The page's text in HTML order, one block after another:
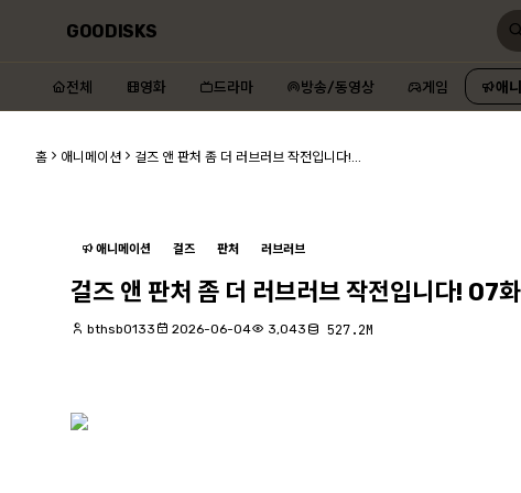
GOODISKS
전체 영화 드라마 방송/동영상 게임 애
홈 애니메이션 걸즈 앤 판처 좀 더 러브러브 작전입니다!...
애니메이션 걸즈 판처 러브러브
걸즈 앤 판처 좀 더 러브러브 작전입니다!
bthsb0133 2026-06-04 3,043 527.2M